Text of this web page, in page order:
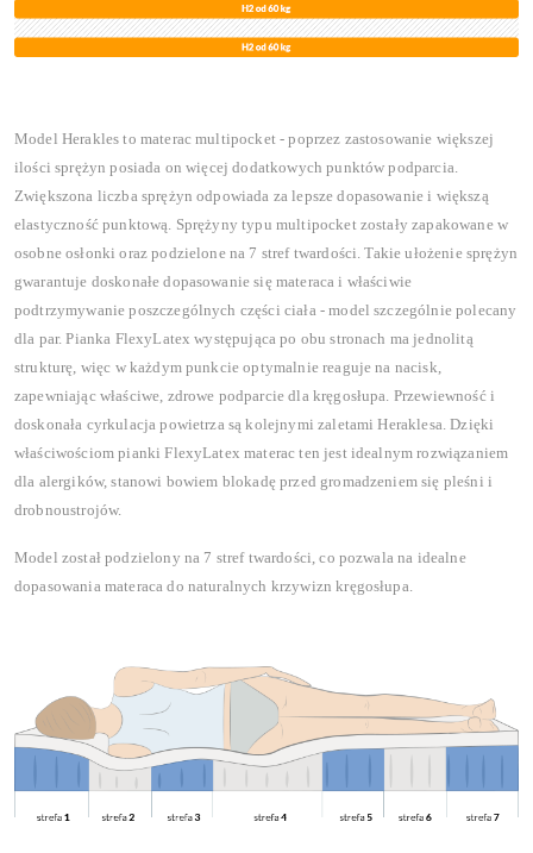
Model Herakles to materac multipocket - poprzez zastosowanie większej
ilości sprężyn posiada on więcej dodatkowych punktów podparcia.
Zwiększona liczba sprężyn odpowiada za lepsze dopasowanie i większą
elastyczność punktową. Sprężyny typu multipocket zostały zapakowane w
osobne osłonki oraz podzielone na 7 stref twardości. Takie ułożenie sprężyn
gwarantuje doskonałe dopasowanie się materaca i właściwie
podtrzymywanie poszczególnych części ciała - model szczególnie polecany
dla par. Pianka FlexyLatex występująca po obu stronach ma jednolitą
strukturę, więc w każdym punkcie optymalnie reaguje na nacisk,
zapewniając właściwe, zdrowe podparcie dla kręgosłupa. Przewiewność i
doskonała cyrkulacja powietrza są kolejnymi zaletami Heraklesa. Dzięki
właściwościom pianki FlexyLatex materac ten jest idealnym rozwiązaniem
dla alergików, stanowi bowiem blokadę przed gromadzeniem się pleśni i
drobnoustrojów.
Model został podzielony na 7 stref twardości, co pozwala na idealne
dopasowania materaca do naturalnych krzywizn kręgosłupa.